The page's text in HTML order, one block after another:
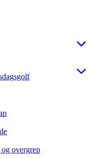
og overgrep